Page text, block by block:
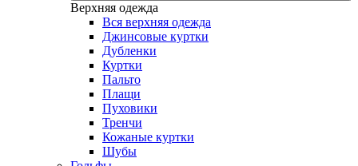
Верхняя одежда
Вся верхняя одежда
Джинсовые куртки
Дубленки
Куртки
Пальто
Плащи
Пуховики
Тренчи
Кожаные куртки
Шубы